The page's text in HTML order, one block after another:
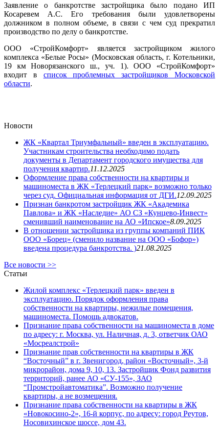
Заявление о банкротстве застройщика было подано ИП
Косаревем А.С. Его требования были удовлетворены
должником в полном объеме, в связи с чем суд прекратил
производство по делу о банкротстве.
ООО «СтройКомфорт» является застройщиком жилого
комплекса «Белые Росы» (Московская область, г. Котельники,
19 км Новорязанского ш., уч. 1). ООО «СтройКомфорт»
входит в список проблемных застройщиков Московской
области.
Новости
ЖК «Квартал Триумфальный» введен в эксплуатацию.
Участникам строительства необходимо подать
документы в Департамент городского имущества для
получения квартир.11.12.2025
Оформление права собственности на квартиры и
машиноместа в ЖК «Терлецкий парк» возможно только
через суд. Официальная информация от ДГИ.12.09.2025
Признан банкротом застройщик ЖК «Академика
Павлова» и ЖК «Наследие» АО СЗ «Кунцево-Инвест»
сменивший наименование на АО «Ипское»8.09.2025
В отношении застройщика из группы компаний ПИК
ООО «Борец» (сменило название на ООО «Бофор»)
введена процедура банкротства. )21.08.2025
Все новости >>
Статьи
Жилой комплекс «Терлецкий парк» введен в
эксплуатацию. Порядок оформления права
собственности на квартиры, нежилые помещения,
машиноместа. Помощь адвокатов.
Признание права собственности на машиноместа в доме
по адресу: г. Москва, ул. Наличная, д. 3, ответчик ОАО
«Мосреалстрой»
Признание прав собственности на квартиры в ЖК
“Восточный” в г. Звенигород, район «Восточный», 3-й
микрорайон, дома 9, 10, 13. Застройщик Фонд развития
территорий, ранее АО «СУ-155», ЗАО
“Промстройавтоматика”. Возможно получение
квартиры, а не возмещения.
Признание права собственности на квартиры в ЖК
«Новокосино-2», 16-й корпус, по адресу: город Реутов,
Носовихинское шоссе, дом 43.